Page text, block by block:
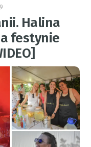
Halina
festynie